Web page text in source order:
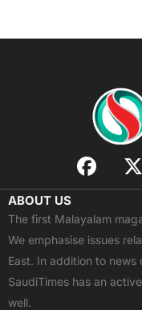
F
a
c
e
b
o
o
k
X
-
t
i
t
t
e
ABOUT US
The first Malayalam
We emphasise issues
East. In addition to
SaudiTimes has an
well.